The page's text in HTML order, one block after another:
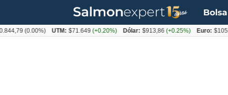
Tag:
(0.00%) UTM: $71.649(+0.20%) Dólar: $913,86(+0.25%) Euro: